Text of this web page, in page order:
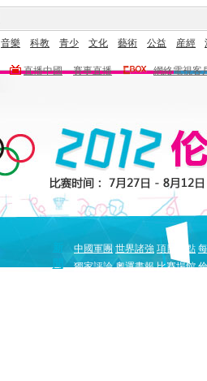
音樂 科教 青少 文化 藝術 公益 産經
直播中國 賽事直播 網絡電視客
中國軍團 世界諸強 項目盤點
獨家評論 奧運畫報 比賽場館